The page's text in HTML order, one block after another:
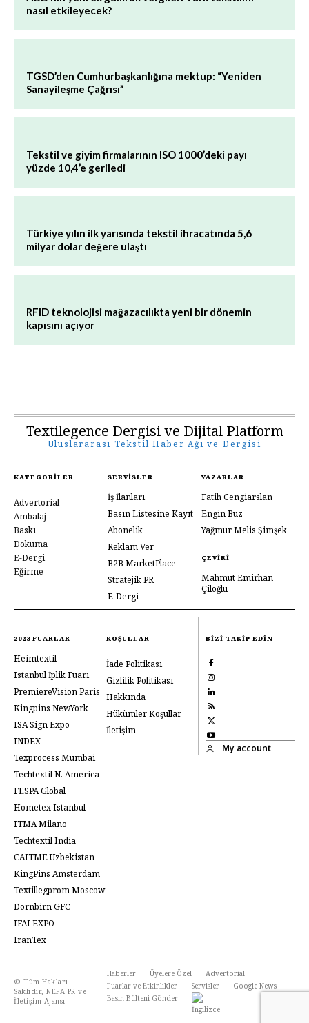
nasıl etkileyecek?
TGSD’den Cumhurbaşkanlığına mektup: “Yeniden
Sanayileşme Çağrısı”
Tekstil ve giyim firmalarının ISO 1000’deki payı
yüzde 10,4’e geriledi
Türkiye yılın ilk yarısında tekstil ihracatında 5,6
milyar dolar değere ulaştı
RFID teknolojisi mağazacılıkta yeni bir dönemin
kapısını açıyor
Textilegence Dergisi ve Dijital Platform
Uluslararası Tekstil Haber Ağı ve Dergisi
KATEGORILER
Advertorial
Ambalaj
Baskı
Dokuma
E-Dergi
Eğirme
SERVISLER
İş İlanları
Basın Listesine Kayıt
Abonelik
Reklam Ver
B2B MarketPlace
Stratejik PR
E-Dergi
YAZARLAR
Fatih Cengiarslan
Engin Buz
Yağmur Melis Şimşek
ÇEVIRI
Mahmut Emirhan
Çiloğlu
2023 FUARLAR
Heimtextil
Istanbul İplik Fuarı
PremiereVision Paris
Kingpins NewYork
ISA Sign Expo
INDEX
Texprocess Mumbai
Techtextil N. America
FESPA Global
Hometex Istanbul
ITMA Milano
Techtextil India
CAITME Uzbekistan
KingPins Amsterdam
Textillegprom Moscow
Dornbirn GFC
IFAI EXPO
IranTex
KOŞULLAR
İade Politikası
Gizlilik Politikası
Hakkında
Hükümler Koşullar
İletişim
BIZI TAKIP EDIN
My account
© Tüm Hakları
Saklıdır, NEFA PR ve
İletişim Ajansı
Haberler Üyelere Özel
Advertorial
Fuarlar ve Etkinlikler
Servisler
Google News
Basın Bülteni Gönder